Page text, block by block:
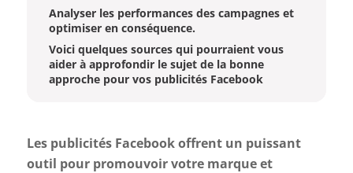
Analyser les performances des campagnes et
optimiser en conséquence.
Voici quelques sources qui pourraient vous
aider à approfondir le sujet de la bonne
approche pour vos publicités Facebook
Les publicités Facebook offrent un puissant
outil pour promouvoir votre marque et